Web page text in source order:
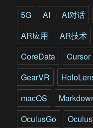
5G AI AI对话
AR应用
AR技术
CoreData
Cursor
GearVR
macOS
OculusGo